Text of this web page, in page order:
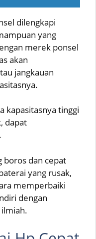
dilengkapi
yang
merek ponsel
akan
jangkauan
kapasitasnya tinggi
dapat
boros dan cepat
yang rusak,
memperbaiki
dengan